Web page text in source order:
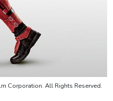
Corporation. All Rights Reserved.